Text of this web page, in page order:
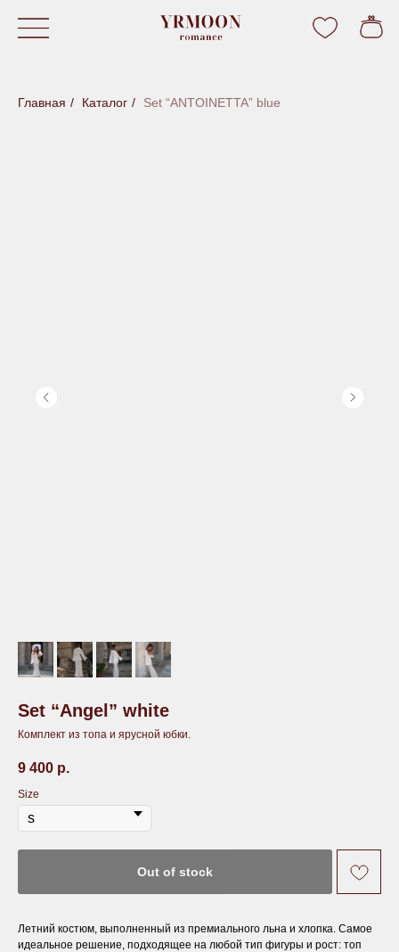
Главная / Каталог / Set “ANTOINETTA” blue
Set “Angel” white
Комплект из топа и ярусной юбки.
9 400 р.
Size
Out of stock
Летний костюм, выполненный из премиального льна и хлопка. Самое
идеальное решение, подходящее на любой тип фигуры и рост: топ